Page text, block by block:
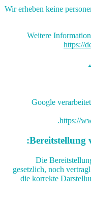
Wir erheben keine
Weitere
https://
Google
https://
Bereitstellung
Die
gesetzlich, noch
die korrekte